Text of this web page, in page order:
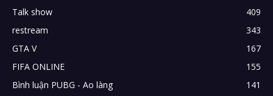
Talk show
409
restream
343
GTA V
167
FIFA ONLINE
155
Bình luận PUBG - Ao làng
141